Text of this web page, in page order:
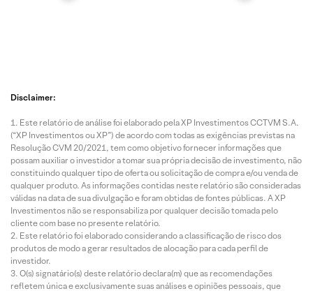
Disclaimer:
Este relatório de análise foi elaborado pela XP Investimentos CCTVM S.A.
(“XP Investimentos ou XP”) de acordo com todas as exigências previstas na
Resolução CVM 20/2021, tem como objetivo fornecer informações que
possam auxiliar o investidor a tomar sua própria decisão de investimento, não
constituindo qualquer tipo de oferta ou solicitação de compra e/ou venda de
qualquer produto. As informações contidas neste relatório são consideradas
válidas na data de sua divulgação e foram obtidas de fontes públicas. A XP
Investimentos não se responsabiliza por qualquer decisão tomada pelo
cliente com base no presente relatório.
Este relatório foi elaborado considerando a classificação de risco dos
produtos de modo a gerar resultados de alocação para cada perfil de
investidor.
O(s) signatário(s) deste relatório declara(m) que as recomendações
refletem única e exclusivamente suas análises e opiniões pessoais, que